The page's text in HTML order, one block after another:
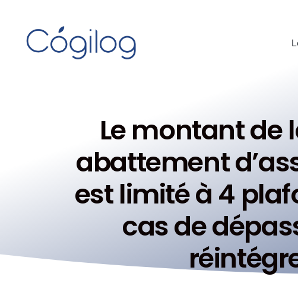
Le montant de
abattement
est limité à 4
cas de